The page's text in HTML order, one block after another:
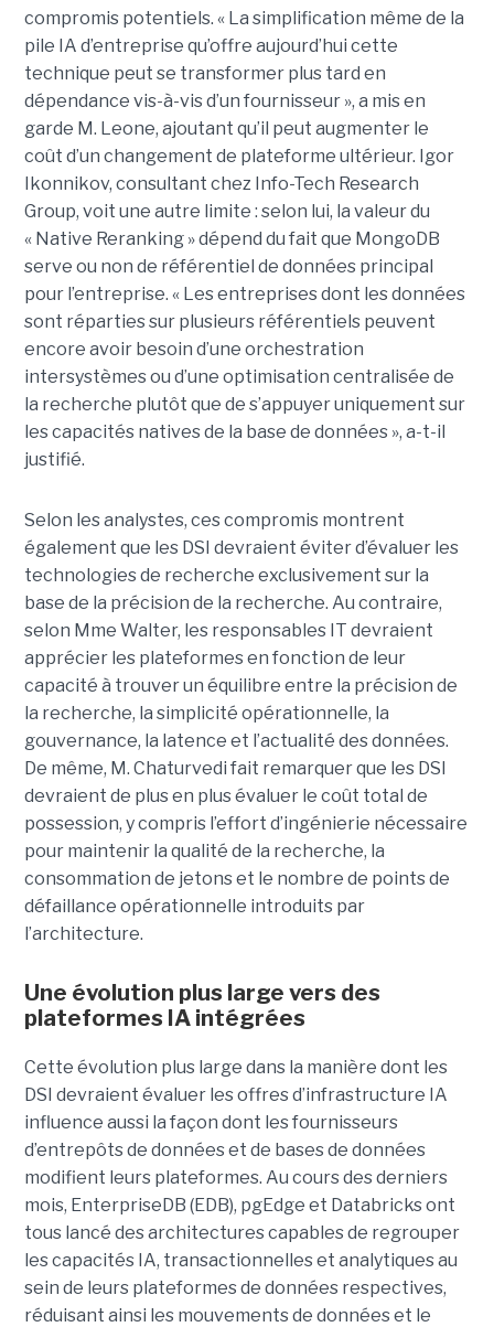
compromis potentiels. « La simplification même de la
pile IA d’entreprise qu’offre aujourd’hui cette
technique peut se transformer plus tard en
dépendance vis-à-vis d’un fournisseur », a mis en
garde M. Leone, ajoutant qu’il peut augmenter le
coût d’un changement de plateforme ultérieur. Igor
Ikonnikov, consultant chez Info-Tech Research
Group, voit une autre limite : selon lui, la valeur du
« Native Reranking » dépend du fait que MongoDB
serve ou non de référentiel de données principal
pour l’entreprise. « Les entreprises dont les données
sont réparties sur plusieurs référentiels peuvent
encore avoir besoin d’une orchestration
intersystèmes ou d’une optimisation centralisée de
la recherche plutôt que de s’appuyer uniquement sur
les capacités natives de la base de données », a-t-il
justifié.
Selon les analystes, ces compromis montrent
également que les DSI devraient éviter d’évaluer les
technologies de recherche exclusivement sur la
base de la précision de la recherche. Au contraire,
selon Mme Walter, les responsables IT devraient
apprécier les plateformes en fonction de leur
capacité à trouver un équilibre entre la précision de
la recherche, la simplicité opérationnelle, la
gouvernance, la latence et l’actualité des données.
De même, M. Chaturvedi fait remarquer que les DSI
devraient de plus en plus évaluer le coût total de
possession, y compris l’effort d’ingénierie nécessaire
pour maintenir la qualité de la recherche, la
consommation de jetons et le nombre de points de
défaillance opérationnelle introduits par
l’architecture.
Une évolution plus large vers des
plateformes IA intégrées
Cette évolution plus large dans la manière dont les
DSI devraient évaluer les offres d’infrastructure IA
influence aussi la façon dont les fournisseurs
d’entrepôts de données et de bases de données
modifient leurs plateformes. Au cours des derniers
mois, EnterpriseDB (EDB), pgEdge et Databricks ont
tous lancé des architectures capables de regrouper
les capacités IA, transactionnelles et analytiques au
sein de leurs plateformes de données respectives,
réduisant ainsi les mouvements de données et le